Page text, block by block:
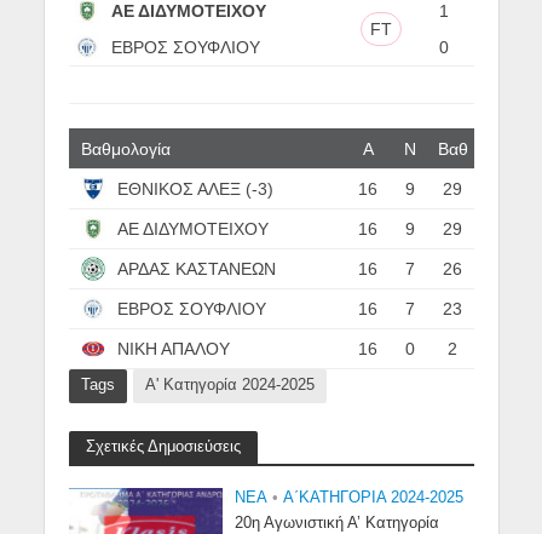
ΑΕ ΔΙΔΥΜΟΤΕΙΧΟΥ
1
FT
ΕΒΡΟΣ ΣΟΥΦΛΙΟΥ
0
Βαθμολογία Α N Βαθ
ΕΘΝΙΚΟΣ ΑΛΕΞ (-3) 16 9 29
ΑΕ ΔΙΔΥΜΟΤΕΙΧΟΥ 16 9 29
ΑΡΔΑΣ ΚΑΣΤΑΝΕΩΝ 16 7 26
ΕΒΡΟΣ ΣΟΥΦΛΙΟΥ 16 7 23
ΝΙΚΗ ΑΠΑΛΟΥ 16 0 2
Tags Α' Κατηγορία 2024-2025
Σχετικές Δημοσιεύσεις
NEA • Α΄ΚΑΤΗΓΟΡΙΑ 2024-2025
20η Αγωνιστική Α’ Κατηγορία